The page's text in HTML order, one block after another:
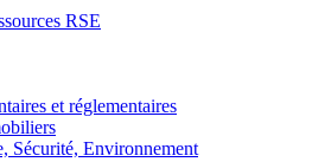
RSE
et réglementaires
Sécurité, Environnement